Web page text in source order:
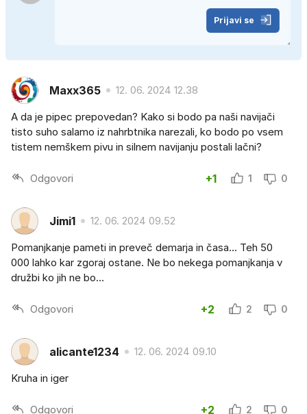
Prijavi se
Maxx365 12. 06. 2024 12.38
A da je pipec prepovedan? Kako si bodo pa naši navijači
tisto suho salamo iz nahrbtnika narezali, ko bodo po vsem
tistem nemškem pivu in silnem navijanju postali lačni?
Odgovori +1 1 0
Jimi1 12. 06. 2024 09.52
Pomanjkanje pameti in preveč demarja in časa... Teh 50
000 lahko kar zgoraj ostane. Ne bo nekega pomanjkanja v
družbi ko jih ne bo...
Odgovori +2 2 0
alicante1234 12. 06. 2024 09.10
Kruha in iger
Odgovori +2 2 0